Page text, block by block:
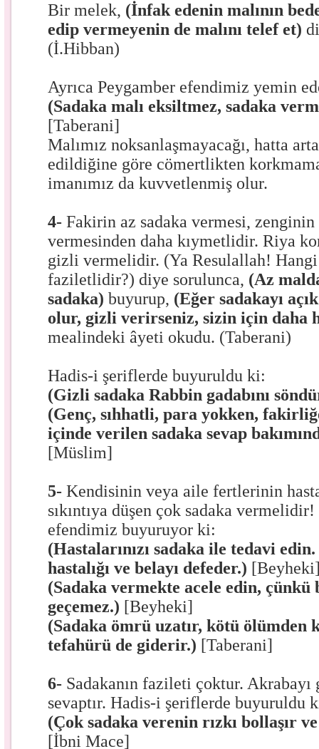
Bir melek, (İnfak edenin malının
edip vermeyenin de malını telef et)
(İ.Hibban)
Ayrıca Peygamber efendimiz yemin
(Sadaka malı eksiltmez, sadaka
[Taberani]
Malımız noksanlaşmayacağı, hatta
edildiğine göre cömertlikten
imanımız da kuvvetlenmiş olur.
4-Fakirin az sadaka vermesi, zenginin
vermesinden daha kıymetlidir. Riya
gizli vermelidir. (Ya Resulallah! Hangi
faziletlidir?) diye sorulunca, (Az
sadaka)buyurup, (Eğer sadakayı
olur, gizli verirseniz, sizin için daha
mealindeki âyeti okudu. (Taberani)
Hadis-i şeriflerde buyuruldu ki:
(Gizli sadaka Rabbin gadabını
(Genç, sıhhatli, para yokken,
içinde verilen sadaka sevap
[Müslim]
5-Kendisinin veya aile fertlerinin
sıkıntıya düşen çok sadaka
efendimiz buyuruyor ki:
(Hastalarınızı sadaka ile tedavi
hastalığı ve belayı defeder.)
(Sadaka vermekte acele edin, çünkü
geçemez.) [Beyheki]
(Sadaka ömrü uzatır, kötü
tefahürü de giderir.) [Taberani]
6- Sadakanın fazileti çoktur. Akrabayı
sevaptır. Hadis-i şeriflerde buyuruldu
(Çok sadaka verenin rızkı bollaşır
[İbni Mace]